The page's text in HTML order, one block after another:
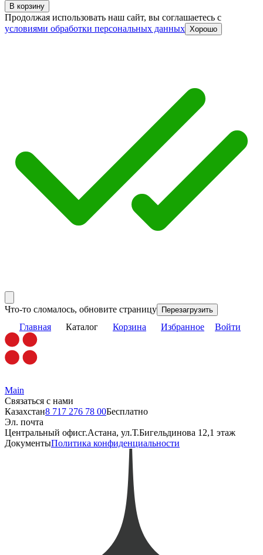
В корзину
Продолжая использовать наш сайт, вы соглашаетесь c
условиями обработки персональных данных Хорошо
Что-то сломалось, обновите страницу Перезагрузить
Главная Каталог Корзина Избранное Войти
Main
Связаться с нами
Казахстан8 717 276 78 00Бесплатно
Эл. почта
Центральный офисг.Астана, ул.Т.Бигельдинова 12,1 этаж
ДокументыПолитика конфиденциальности